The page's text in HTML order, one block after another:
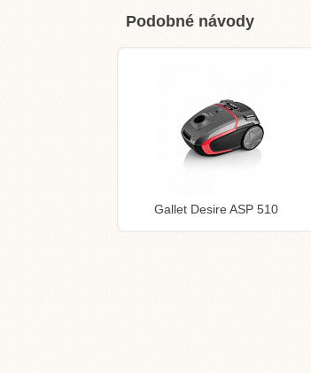
Podobné návody
Gallet Desire ASP 510